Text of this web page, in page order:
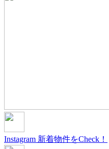
Instagram 新着物件をCheck！